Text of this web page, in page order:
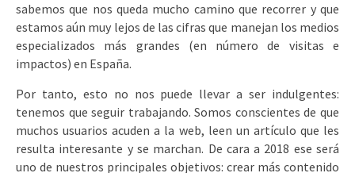
sabemos que nos queda mucho camino que recorrer y que
estamos aún muy lejos de las cifras que manejan los medios
especializados más grandes (en número de visitas e
impactos) en España.
Por tanto, esto no nos puede llevar a ser indulgentes:
tenemos que seguir trabajando. Somos conscientes de que
muchos usuarios acuden a la web, leen un artículo que les
resulta interesante y se marchan. De cara a 2018 ese será
uno de nuestros principales objetivos: crear más contenido